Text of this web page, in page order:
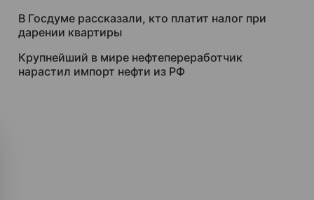
В Госдуме рассказали, кто платит налог при
дарении квартиры
Крупнейший в мире нефтепереработчик
нарастил импорт нефти из РФ